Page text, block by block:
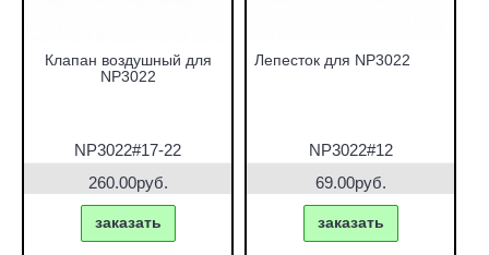
Клапан воздушный для
NP3022
NP3022#17-22
260.00руб.
заказать
Лепесток для NP3022
NP3022#12
69.00руб.
заказать